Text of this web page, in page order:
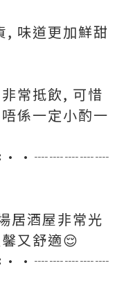
, 味道更加鮮甜
常抵飲, 可惜
係一定小酌一
居酒屋非常光
又舒適😌